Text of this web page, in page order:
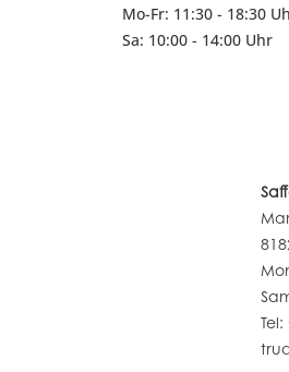
Mo-Fr: 11:30 - 18:30
Sa: 10:00 - 14:00 Uhr